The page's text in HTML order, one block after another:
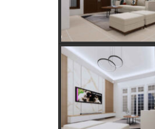
Rahasia Memilih Hari Baik
Menurut Hitungan Jawa
Keajaiban Lukisan Panen Padi
Mimpi Tikus Masuk Rumah: